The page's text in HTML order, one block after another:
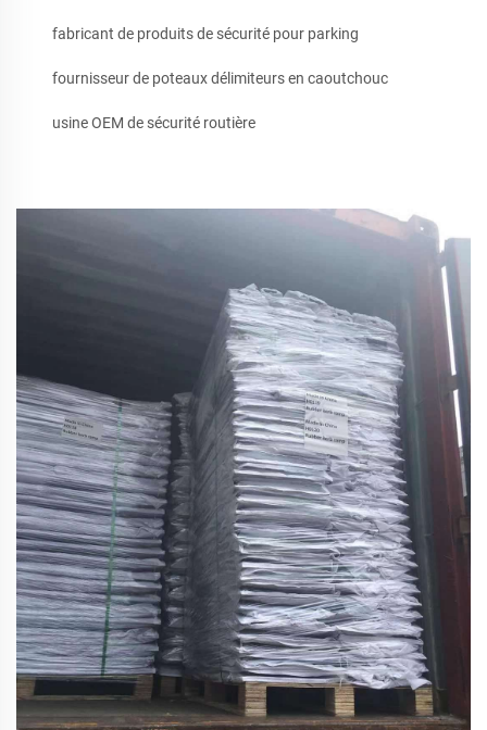
fabricant de produits de sécurité pour parking
fournisseur de poteaux délimiteurs en caoutchouc
usine OEM de sécurité routière